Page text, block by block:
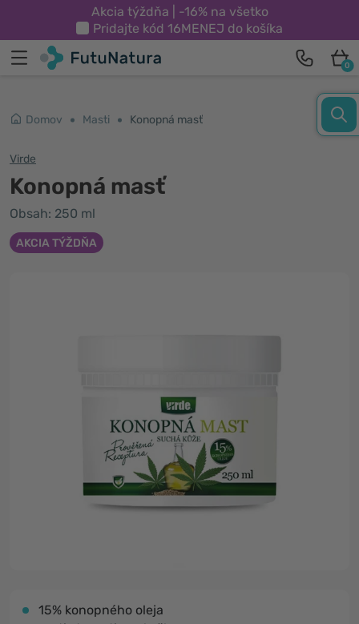
Akcia týždňa | -16% na všetko
Pridajte kód 16MENEJ do košíka
0
Domov Masti Konopná masť
Virde
Konopná masť
Obsah: 250 ml
AKCIA TÝŽDŇA
15% konopného oleja